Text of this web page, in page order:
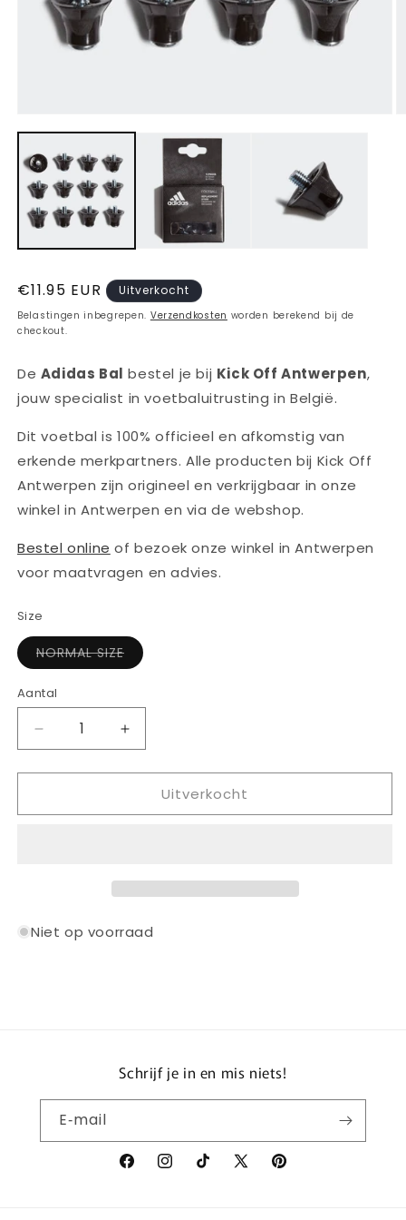
1
in
modaal
Normale
prijs
€11.95 EUR Uitverkocht
Belastingen inbegrepen. Verzendkosten worden berekend bij de
checkout.
De Adidas Bal bestel je bij Kick Off Antwerpen,
jouw specialist in voetbaluitrusting in België.
Dit voetbal is 100% officieel en afkomstig van
erkende merkpartners. Alle producten bij Kick Off
Antwerpen zijn origineel en verkrijgbaar in onze
winkel in Antwerpen en via de webshop.
Bestel online of bezoek onze winkel in Antwerpen
voor maatvragen en advies.
Size
NORMAL SIZEVariant
uitverkocht
beschikbaar
Aantal
Aantal
Aantal
verlagen
voor
FOOTBALL
Aantal
verhogen
voor
ADIDAS
FOOTBALL
Uitverkocht
Niet op voorraad
Schrijf je in en mis niets!
E‑mail
FacebookInstagramTikTokX
Pinterest